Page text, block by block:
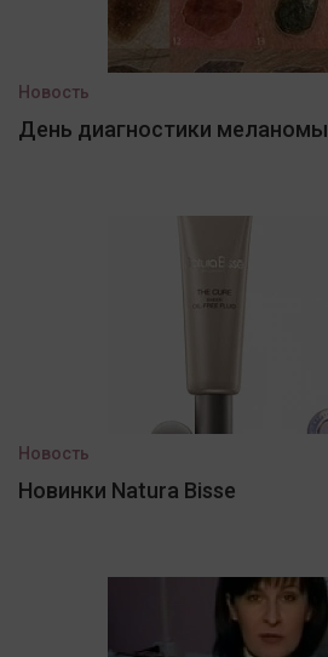
Новость
День диагностики меланомы
Новость
Новинки Natura Bisse